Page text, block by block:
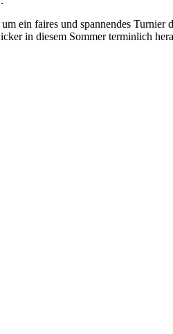
ein faires und spannendes
in diesem Sommer terminlich